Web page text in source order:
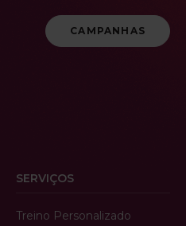
CAMPANHAS
SERVIÇOS
Treino Personalizado